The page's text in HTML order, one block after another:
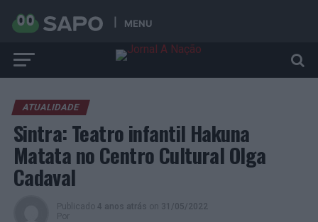
MENU
ATUALIDADE
Sintra: Teatro infantil Hakuna
Matata no Centro Cultural Olga
Cadaval
Publicado 4 anos atrás on 31/05/2022
Por